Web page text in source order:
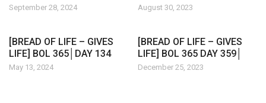
September 28, 2024 August 30, 2023
[BREAD OF LIFE – GIVES
LIFE] BOL 365│DAY 134
May 13, 2024
[BREAD OF LIFE – GIVES
LIFE] BOL 365 DAY 359│
December 25, 2023